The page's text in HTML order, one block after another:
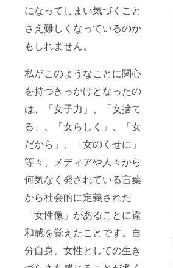
になってしまい気づくこと
さえ難しくなっているのか
もしれません。
私がこのようなことに関心
を持つきっかけとなったの
は、「女子力」、「女捨て
る」、「女らしく」、「女
だから」、「女のくせに」
等々、メディアや人々から
何気なく発されている言葉
から社会的に定義された
「女性像」があることに違
和感を覚えたことです。自
分自身、女性としての生き